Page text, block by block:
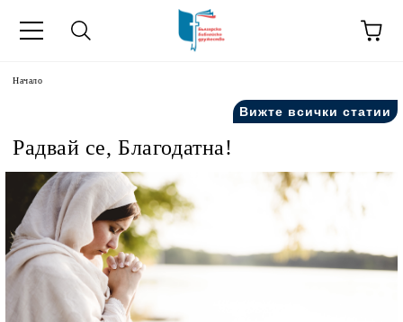
Начало
Вижте всички статии
Радвай се, Благодатна!